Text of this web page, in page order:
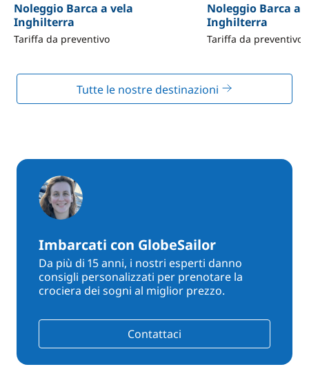
Noleggio Barca a vela
Inghilterra
Tariffa da preventivo
Noleggio Barca a
Inghilterra
Tariffa da preventivo
Tutte le nostre destinazioni
Imbarcati con GlobeSailor
Da più di 15 anni, i nostri esperti danno
consigli personalizzati per prenotare la
crociera dei sogni al miglior prezzo.
Contattaci